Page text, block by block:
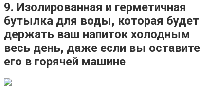
9. Изолированная и герметичная
бутылка для воды, которая будет
держать ваш напиток холодным
весь день, даже если вы оставите
его в горячей машине